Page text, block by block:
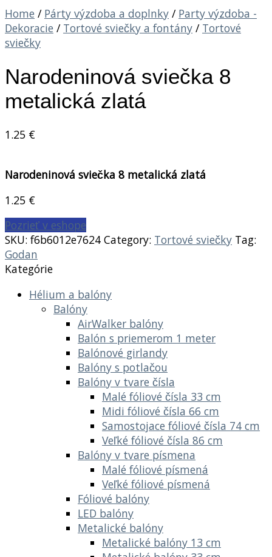
Home / Párty výzdoba a doplnky / Party výzdoba -
Dekoracie / Tortové sviečky a fontány / Tortové
sviečky
Narodeninová sviečka 8
metalická zlatá
1.25 €
Narodeninová sviečka 8 metalická zlatá
1.25 €
Pozrieť v eshope
SKU: f6b6012e7624 Category: Tortové sviečky Tag:
Godan
Kategórie
Hélium a balóny
Balóny
AirWalker balóny
Balón s priemerom 1 meter
Balónové girlandy
Balóny s potlačou
Balóny v tvare čísla
Malé fóliové čísla 33 cm
Midi fóliové čísla 66 cm
Samostojace fóliové čísla 74 cm
Veľké fóliové čísla 86 cm
Balóny v tvare písmena
Malé fóliové písmená
Veľké fóliové písmená
Fóliové balóny
LED balóny
Metalické balóny
Metalické balóny 13 cm